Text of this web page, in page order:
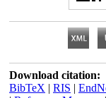
Download citation:
BibTeX | RIS |